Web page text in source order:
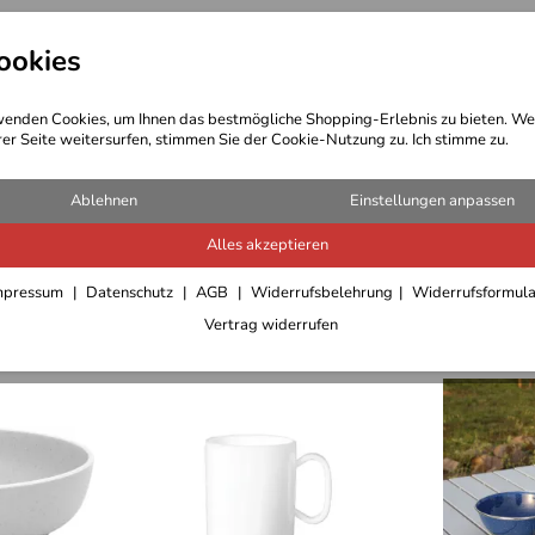
Cookies, um Ihnen das bestmögliche Shopping-Erlebnis zu bieten.
Seite weitersurfen, stimmen Sie der Cookie-Nutzung zu. Ich stimme zu.
Ablehnen Einstellungen anpassen
Alles akzeptieren
Datenschutz AGB Widerrufsbelehrung
Vertrag widerrufen
Bekleidung Outdoor Ausrüstung
im Sale Sofort lieferbar